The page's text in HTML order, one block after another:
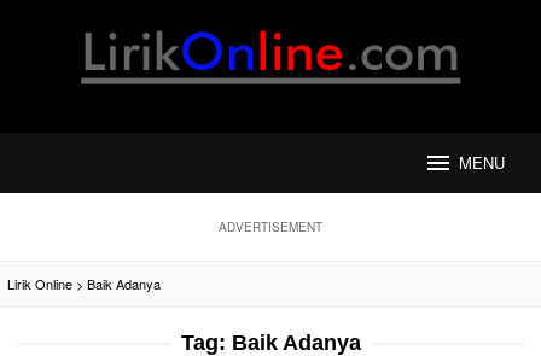
MENU
ADVERTISEMENT
Lirik Online > Baik Adanya
Tag: Baik Adanya